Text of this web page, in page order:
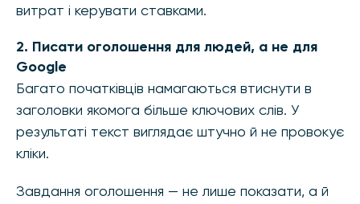
витрат і керувати ставками.
2. Писати оголошення для людей, а не для
Google
Багато початківців намагаються втиснути в
заголовки якомога більше ключових слів. У
результаті текст виглядає штучно й не провокує
кліки.
Завдання оголошення — не лише показати, а й